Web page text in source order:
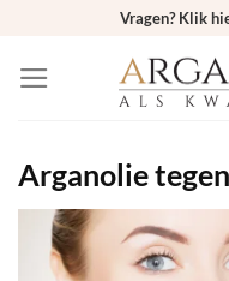
inhoud
Vragen? Klik
Arganolie